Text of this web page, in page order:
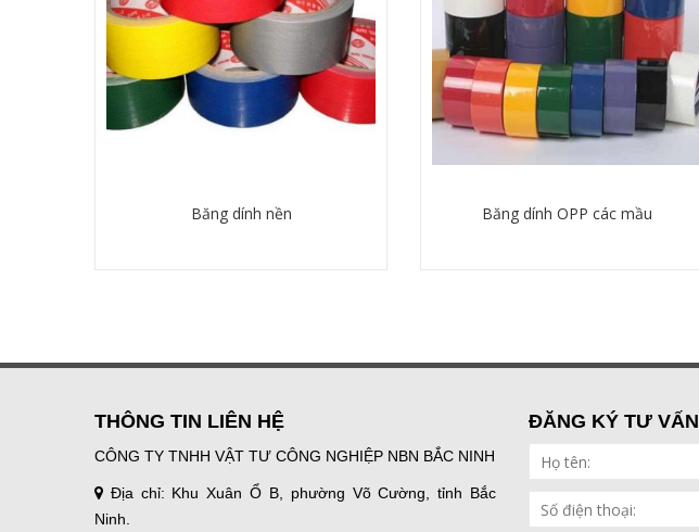
Băng dính nền Băng dính OPP các mầu
THÔNG TIN LIÊN HỆ
CÔNG TY TNHH VẬT TƯ CÔNG NGHIỆP NBN BẮC NINH
Địa chỉ: Khu Xuân Ổ B, phường Võ Cường, tỉnh Bắc
Ninh.
ĐĂNG KÝ TƯ VẤN